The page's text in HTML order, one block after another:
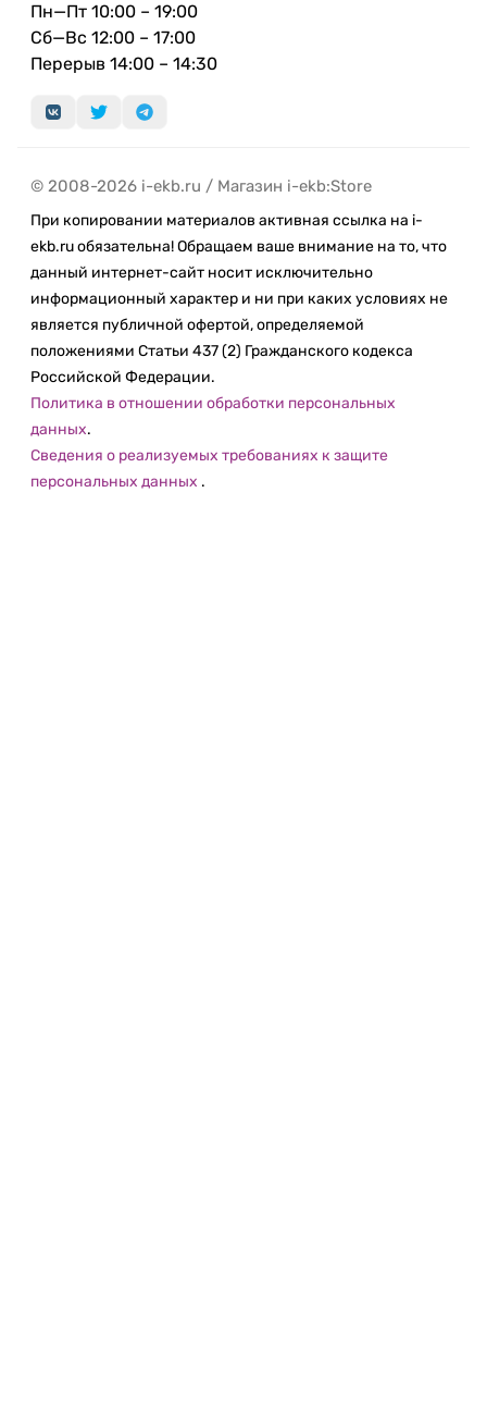
Пн—Пт 10:00 – 19:00
Сб—Вс 12:00 – 17:00
Перерыв 14:00 – 14:30
© 2008-2026 i-ekb.ru / Магазин i-ekb:Store
При копировании материалов активная ссылка на i-
ekb.ru обязательна! Обращаем ваше внимание на то, что
данный интернет-сайт носит исключительно
информационный характер и ни при каких условиях не
является публичной офертой, определяемой
положениями Статьи 437 (2) Гражданского кодекса
Российской Федерации.
Политика в отношении обработки персональных
данных.
Сведения о реализуемых требованиях к защите
персональных данных .